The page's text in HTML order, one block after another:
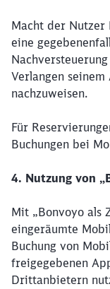
Macht der Nutzer
eine
Verlangen
nachzuweisen.
Für
Buchungen bei
4. Nutzung von
Mit „Bonvoyo als
eingeräumte
Buchung von
freigegebenen
Drittanbietern
werden?